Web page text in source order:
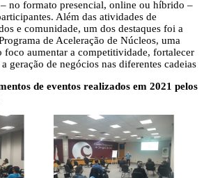
no formato presencial, online ou híbrido –
Além das atividades de
e comunidade, um dos destaques foi a
de Aceleração de Núcleos, uma
aumentar a competitividade, fortalecer
geração de negócios nas diferentes cadeias
de eventos realizados em 2021 pelos